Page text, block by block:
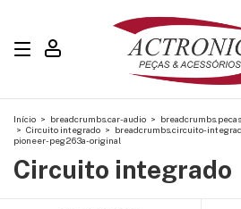
Início > breadcrumbs.car-audio >
> Circuito integrado > breadcrumbs.circuito-
pioneer-peg263a-original
Circuito integrado